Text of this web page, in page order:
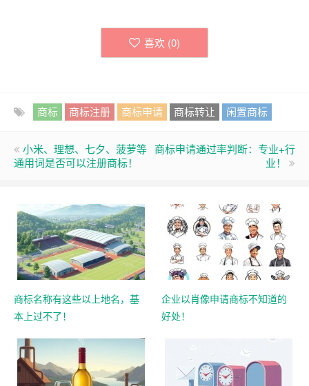
喜欢 (0)
商标 商标注册 商标申请 商标转让 闲置商标
小米、理想、七夕、菠萝等
通用词是否可以注册商标！
商标申请通过率判断：专业+行
业！
商标名称有这些以上地名，基
本上过不了！
企业以肖像申请商标不知道的
好处！